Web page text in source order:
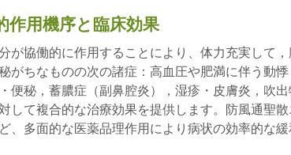
作用機序と臨床効果
が協働的に作用することにより、体力充実して
がちなものの次の諸症：高血圧や肥満に伴う動悸
便秘，蓄膿症（副鼻腔炎），湿疹・皮膚炎，吹出
して複合的な治療効果を提供します。防風通聖
、多面的な医薬品理作用により病状の効率的な緩